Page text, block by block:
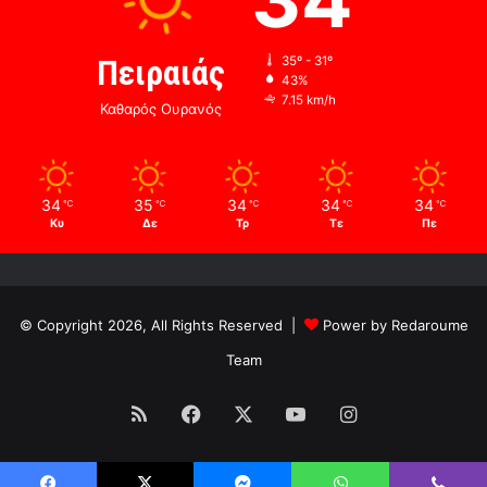
Πειραιάς
Καθαρός Ουρανός
35º - 31º
43%
7.15 km/h
34 ℃
Κυ
35 ℃
Δε
34 ℃
Τρ
34 ℃
Τε
34 ℃
Πε
© Copyright 2026, All Rights Reserved |
Power by Redaroume
Team
RSS Facebook YouTubeInstagram